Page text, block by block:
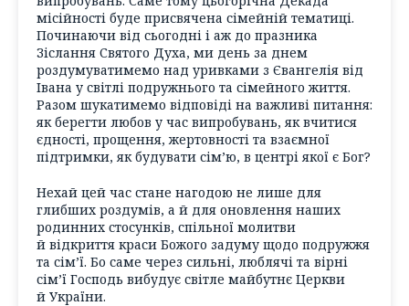
місійності буде присвячена сімейній тематиці.
Починаючи від сьогодні і аж до празника
Зіслання Святого Духа, ми день за днем
роздумуватимемо над уривками з Євангелія від
Івана у світлі подружнього та сімейного життя.
Разом шукатимемо відповіді на важливі питання:
як берегти любов у час випробувань, як вчитися
єдності, прощення, жертовності та взаємної
підтримки, як будувати сім’ю, в центрі якої є Бог?
Нехай цей час стане нагодою не лише для
глибших роздумів, а й для оновлення наших
родинних стосунків, спільної молитви
й відкриття краси Божого задуму щодо подружжя
та сім’ї. Бо саме через сильні, люблячі та вірні
сім’ї Господь вибудує світле майбутнє Церкви
й України.